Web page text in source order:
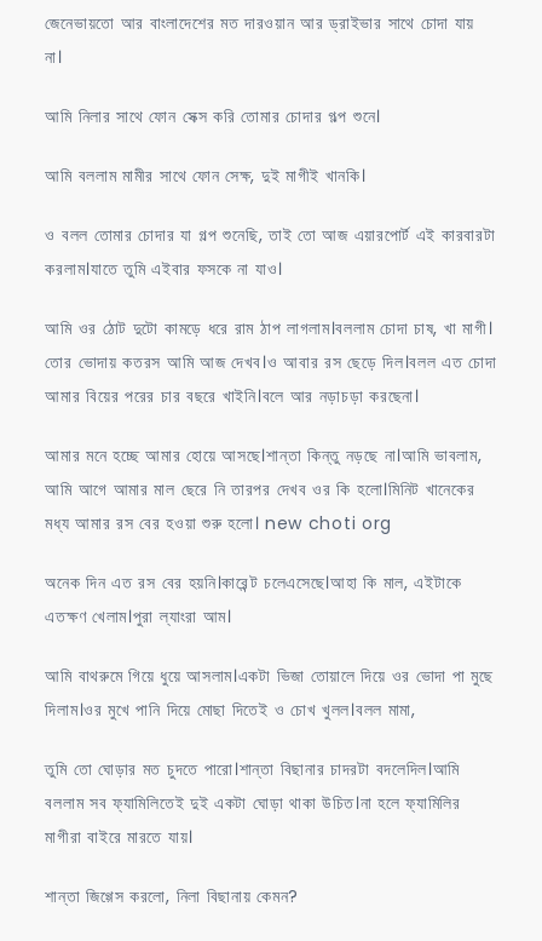
জেনেভায়তো আর বাংলাদেশের মত দারওয়ান আর ড্রাইভার সাথে চোদা যায়
না।
আমি নিলার সাথে ফোন সেক্স করি তোমার চোদার গল্প শুনে।
আমি বললাম মামীর সাথে ফোন সেক্ষ, দুই মাগীই খানকি।
ও বলল তোমার চোদার যা গল্প শুনেছি, তাই তো আজ এয়ারপোর্ট এই কারবারটা
করলাম।যাতে তুমি এইবার ফসকে না যাও।
আমি ওর ঠোট দুটো কামড়ে ধরে রাম ঠাপ লাগলাম।বললাম চোদা চাষ, খা মাগী।
তোর ভোদায় কতরস আমি আজ দেখব।ও আবার রস ছেড়ে দিল।বলল এত চোদা
আমার বিয়ের পরের চার বছরে খাইনি।বলে আর নড়াচড়া করছেনা।
আমার মনে হচ্ছে আমার হোয়ে আসছে।শান্তা কিন্তু নড়ছে না।আমি ভাবলাম,
আমি আগে আমার মাল ছেরে নি তারপর দেখব ওর কি হলো।মিনিট খানেকের
মধ্য আমার রস বের হওয়া শুরু হলো। new choti org
অনেক দিন এত রস বের হয়নি।কারেন্ট চলেএসেছে।আহা কি মাল, এইটাকে
এতক্ষণ খেলাম।পুরা ল্যাংরা আম।
আমি বাথরুমে গিয়ে ধুয়ে আসলাম।একটা ভিজা তোয়ালে দিয়ে ওর ভোদা পা মুছে
দিলাম।ওর মুখে পানি দিয়ে মোছা দিতেই ও চোখ খুলল।বলল মামা,
তুমি তো ঘোড়ার মত চুদতে পারো।শান্তা বিছানার চাদরটা বদলেদিল।আমি
বললাম সব ফ্যামিলিতেই দুই একটা ঘোড়া থাকা উচিত।না হলে ফ্যামিলির
মাগীরা বাইরে মারতে যায়।
শান্তা জিগ্গেস করলো, নিলা বিছানায় কেমন?